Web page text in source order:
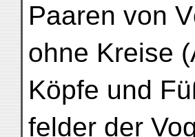
Paaren von
ohne Kreise
Köpfe und
felder der